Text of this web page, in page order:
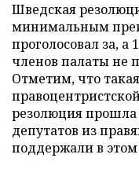
Шведская
минимальным
проголосовал за, а
членов палаты не
Отметим, что
резолюция прошла
депутатов из
поддержали в